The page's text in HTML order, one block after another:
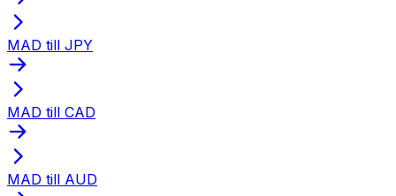
MAD till JPY
MAD till CAD
MAD till AUD